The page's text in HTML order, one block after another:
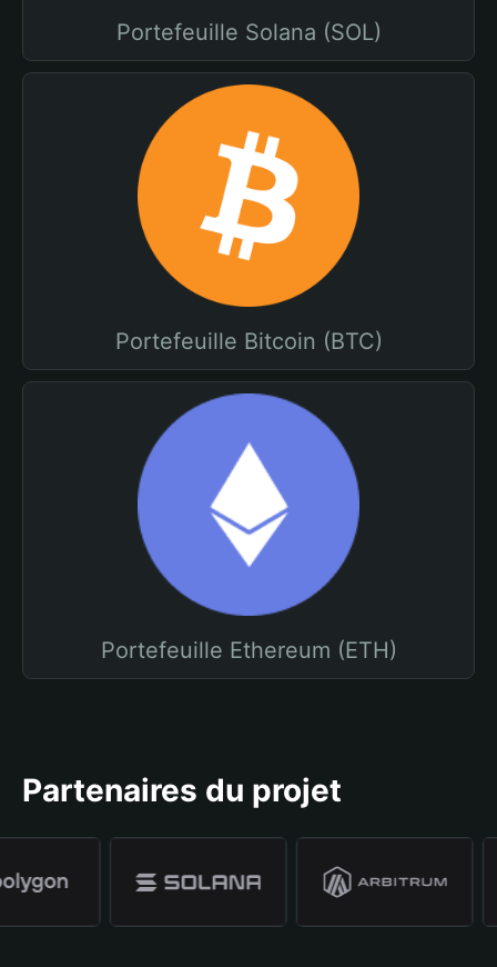
Portefeuille Solana (SOL)
Portefeuille Bitcoin (BTC)
Portefeuille Ethereum (ETH)
Partenaires du projet